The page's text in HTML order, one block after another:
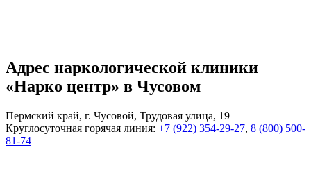
Адрес наркологической клиники
«Нарко центр» в Чусовом
Пермский край, г. Чусовой, Трудовая улица, 19
Круглосуточная горячая линия: +7 (922) 354-29-27, 8 (800) 500-
81-74